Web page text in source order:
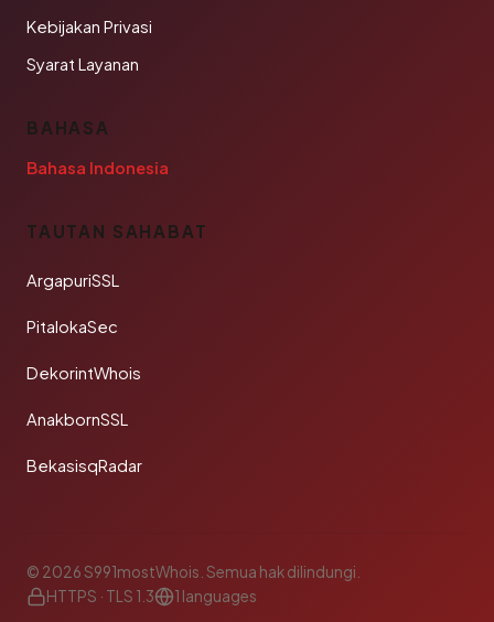
Kebijakan Privasi
Syarat Layanan
BAHASA
Bahasa Indonesia
TAUTAN SAHABAT
ArgapuriSSL
PitalokaSec
DekorintWhois
AnakbornSSL
BekasisqRadar
© 2026 S991mostWhois. Semua hak dilindungi.
HTTPS · TLS 1.3
1 languages